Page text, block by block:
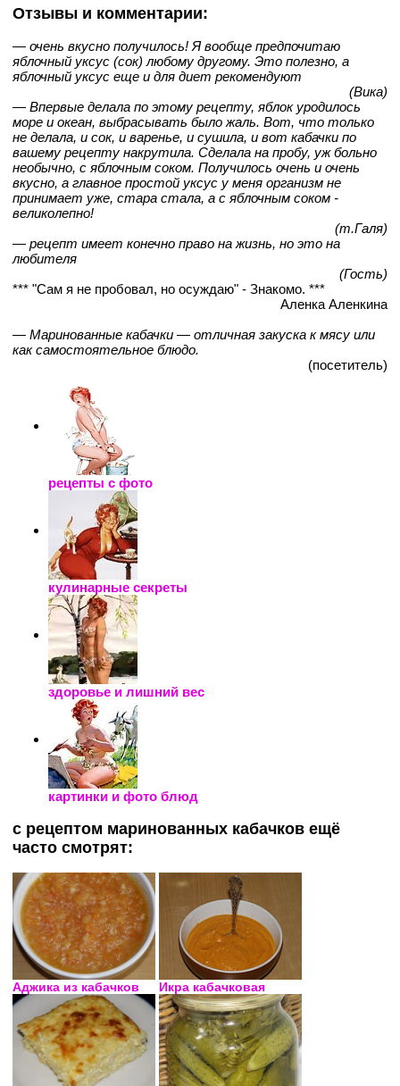
Отзывы и комментарии:
— очень вкусно получилось! Я вообще предпочитаю
яблочный уксус (сок) любому другому. Это полезно, а
яблочный уксус еще и для диет рекомендуют
(Вика)
— Впервые делала по этому рецепту, яблок уродилось
море и океан, выбрасывать было жаль. Вот, что только
не делала, и сок, и варенье, и сушила, и вот кабачки по
вашему рецепту накрутила. Сделала на пробу, уж больно
необычно, с яблочным соком. Получилось очень и очень
вкусно, а главное простой уксус у меня организм не
принимает уже, стара стала, а с яблочным соком -
великолепно!
(т.Галя)
— рецепт имеет конечно право на жизнь, но это на
любителя
(Гость)
*** "Сам я не пробовал, но осуждаю" - Знакомо. ***
Аленка Аленкина
— Маринованные кабачки — отличная закуска к мясу или
как самостоятельное блюдо.
(посетитель)
рецепты с фото
кулинарные секреты
здоровье и лишний вес
картинки и фото блюд
с рецептом маринованных кабачков ещё
часто смотрят:
Аджика из кабачков Икра кабачковая